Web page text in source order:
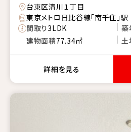
台東区清川１丁目
東京メトロ日比谷線「南千住
間取り3LDK 築
建物面積77.34㎡ 土
詳細を見る